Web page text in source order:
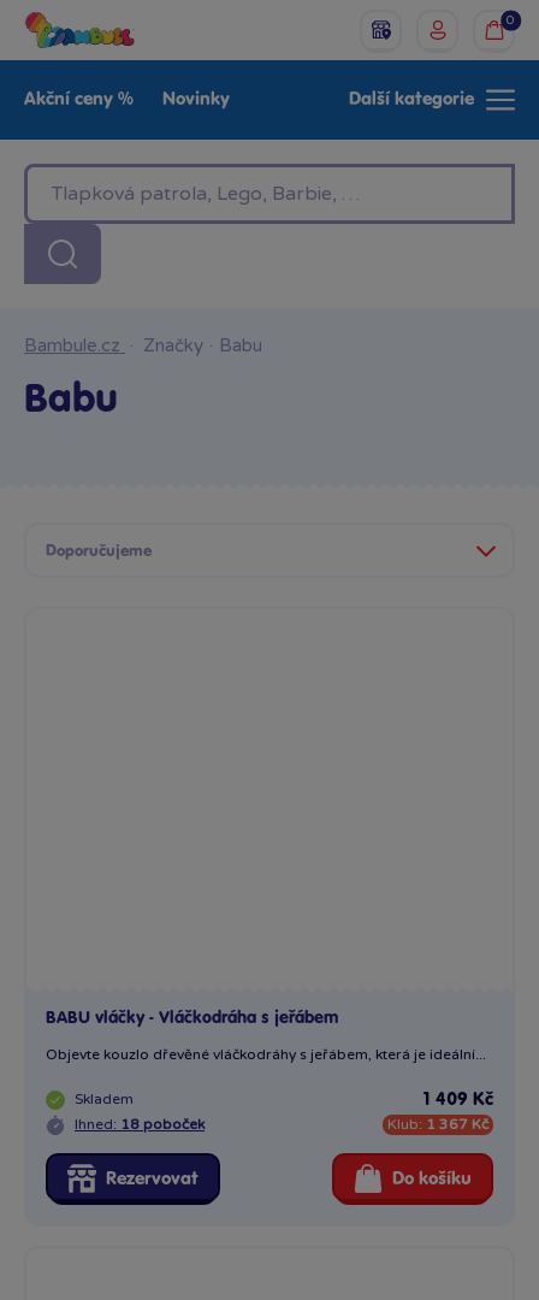
0
Akční ceny % Novinky
LEGO®
Baby Značky
Další kategorie
Bambule.cz · Značky · Babu
Babu
BABU vláčky - Vláčkodráha s jeřábem
Objevte kouzlo dřevěné vláčkodráhy s jeřábem, která je ideální...
Skladem
Ihned: 18 poboček
1 409 Kč
Klub: 1 367 Kč
Rezervovat Do košíku